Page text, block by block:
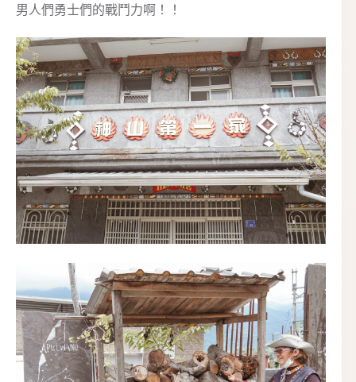
像這間神山第一家 ，從外觀就可以看到頭目的專屬圖騰
家屋的外面堆積著木材，木材的多寡也是象徵著這間的
男人們勇士們的戰鬥力啊！！